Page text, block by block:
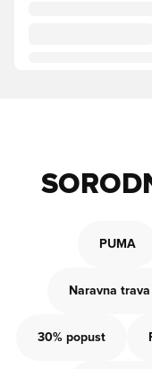
PUMA
Naravna trava
30% popust